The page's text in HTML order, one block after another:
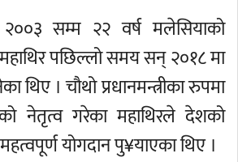
सम्म २२ वर्ष मलेसियाको
महाथिर पछिल्लो समय सन् २०१८ मा
थिए । चौथो प्रधानमन्त्रीका रुपमा
नेतृत्व गरेका महाथिरले देशको
योगदान पु¥याएका थिए ।